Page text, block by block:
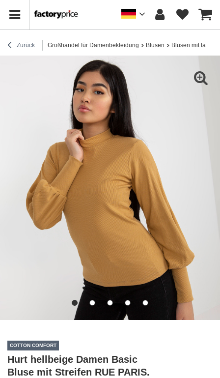
Zurück Großhandel für Damenbekleidung Blusen Blusen mit
COTTON COMFORT
Hurt hellbeige Damen Basic
Bluse mit Streifen RUE PARIS.